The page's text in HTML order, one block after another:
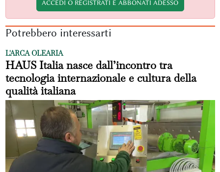
ACCEDI O REGISTRATI E ABBONATI ADESSO
Potrebbero interessarti
L'ARCA OLEARIA
HAUS Italia nasce dall’incontro tra
tecnologia internazionale e cultura della
qualità italiana